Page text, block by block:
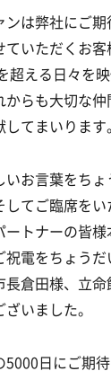
は弊社にご期
いただくお客
超える日々を
からも大切な
てまいります
お言葉をちょ
してご臨席を
トナーの皆様
祝電をちょうだ
倉田様、立命
いました。
日にご期待